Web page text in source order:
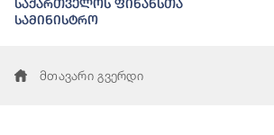
საქართველოს ფინანსთა
სამინისტრო
მთავარი გვერდი